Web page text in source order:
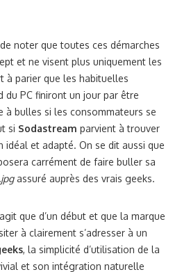
noter que toutes ces démarches
et ne visent plus uniquement les
à parier que les habituelles
du PC finiront un jour par être
à bulles si les consommateurs se
si Sodastream parvient à trouver
idéal et adapté. On se dit aussi que
carrément de faire buller sa
assuré auprès des vrais geeks.
que d’un début et que la marque
à clairement s’adresser à un
, la simplicité d’utilisation de la
et son intégration naturelle